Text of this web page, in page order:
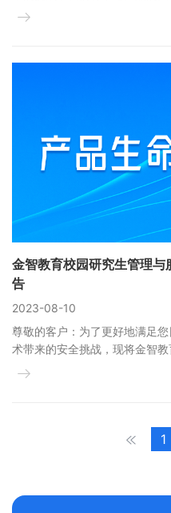
供您在制定信息建设计划时参考
金智教育校园研究生管理
告
2023-08-10
尊敬的客户：为了更好地满足
术带来的安全挑战，现将金智
V1.0产品生命周期的关键里程
1